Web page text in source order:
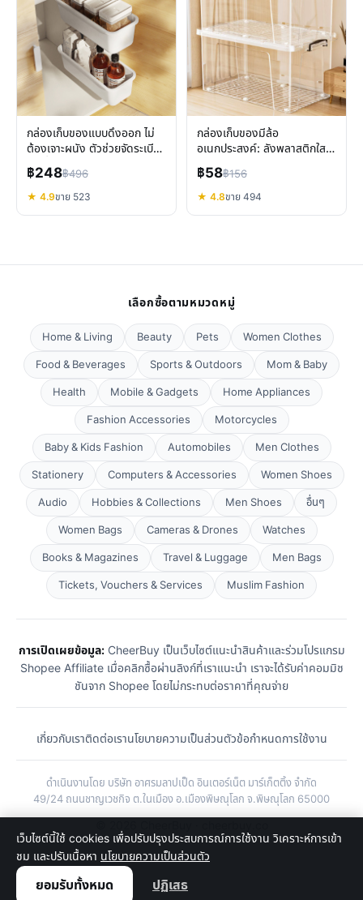
กล่องเก็บของแบบดึงออก ไม่
ต้องเจาะผนัง ตัวช่วยจัดระเบียบ
พื้นที่ในบ้าน
฿248฿496
★ 4.9ขาย 523
กล่องเก็บของมีล้อ
อเนกประสงค์: ลังพลาสติกใส
จัดระเบียบบ้านให้ง่ายและ
ทนทาน
฿58฿156
★ 4.8ขาย 494
เลือกซื้อตามหมวดหมู่
Home & Living Beauty Pets
Women Clothes
Food & Beverages
Sports & Outdoors
Mom & Baby
Health
Mobile & Gadgets
Home Appliances
Fashion Accessories
Motorcycles
Baby & Kids Fashion
Automobiles
Men Clothes
Stationery
Computers & Accessories
Women Shoes
Audio
Hobbies & Collections Men Shoes
อื่นๆ
Women Bags
Cameras & Drones
Watches
Books & Magazines
Travel & Luggage
Men Bags
Tickets, Vouchers & Services
Muslim Fashion
การเปิดเผยข้อมูล:CheerBuy เป็นเว็บไซต์แนะนำสินค้าและร่วมโปรแกรม
Shopee Affiliate เมื่อคลิกซื้อผ่านลิงก์ที่เราแนะนำ เราจะได้รับค่าคอมมิช
ชันจาก Shopee โดยไม่กระทบต่อราคาที่คุณจ่าย
เกี่ยวกับเราติดต่อเรานโยบายความเป็นส่วนตัวข้อกำหนดการใช้งาน
ดำเนินงานโดย บริษัท อาศรมลาปเป็ด อินเตอร์เน็ต มาร์เก็ตติ้ง จำกัด
49/24 ถนนชาญเวชกิจ ต.ในเมือง อ.เมืองพิษณุโลก จ.พิษณุโลก 65000
เว็บไซต์นี้ใช้ cookies เพื่อปรับปรุงประสบการณ์การใช้งาน วิเคราะห์การเข้า
ชม และปรับเนื้อหา นโยบายความเป็นส่วนตัว
ยอมรับทั้งหมด ปฏิเสธ